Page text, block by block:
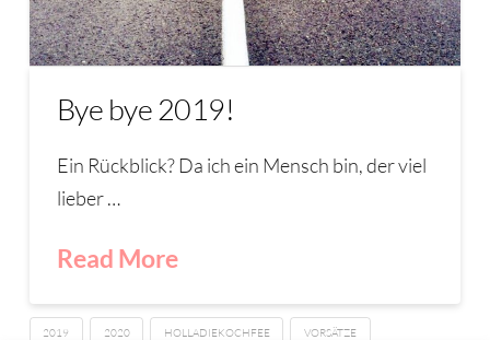
Bye bye 2019!
Ein Rückblick? Da ich ein Mensch bin, der viel
lieber …
Read More
2019 2020 HOLLADIEKOCHFEE VORSÄTZE